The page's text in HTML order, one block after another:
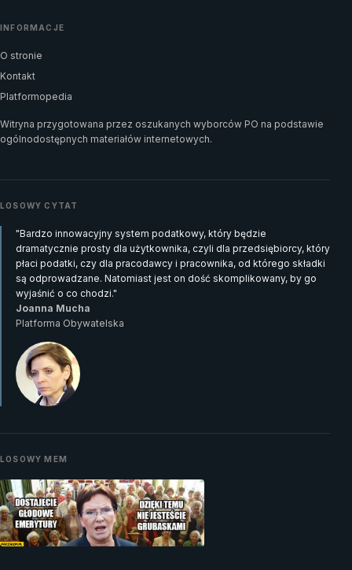
INFORMACJE
O stronie
Kontakt
Platformopedia
Witryna przygotowana przez oszukanych wyborców PO na podstawie
ogólnodostępnych materiałów internetowych.
LOSOWY CYTAT
"Bardzo innowacyjny system podatkowy, który będzie
dramatycznie prosty dla użytkownika, czyli dla przedsiębiorcy, który
płaci podatki, czy dla pracodawcy i pracownika, od którego składki
są odprowadzane. Natomiast jest on dość skomplikowany, by go
wyjaśnić o co chodzi."
Joanna Mucha
Platforma Obywatelska
LOSOWY MEM